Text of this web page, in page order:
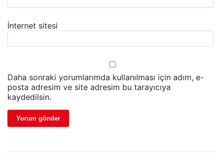
İnternet sitesi
Daha sonraki yorumlarımda kullanılması için adım, e-
posta adresim ve site adresim bu tarayıcıya
kaydedilsin.